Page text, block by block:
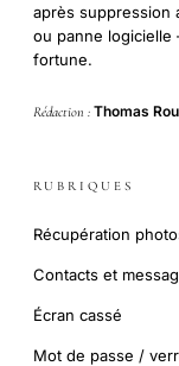
après suppression
ou panne
fortune.
Rédaction : Thomas
RUBRIQUES
Récupération
Contacts et
Écran cassé
Mot de passe /